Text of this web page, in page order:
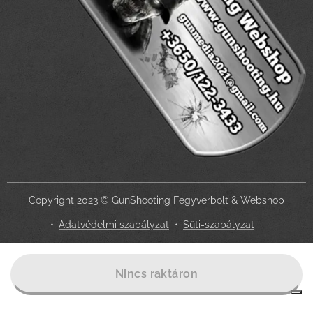
Nincs raktáron
Copyright 2023 © GunShooting Fegyverbolt & Webshop
Adatvédelmi szabályzat Süti-szabályzat
Értesítés adatgyűjtéskor